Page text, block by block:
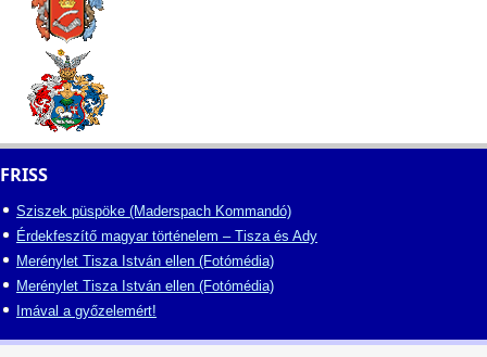
FRISS
Sziszek püspöke (Maderspach Kommandó)
Érdekfeszítő magyar történelem – Tisza és Ady
Merénylet Tisza István ellen (Fotómédia)
Merénylet Tisza István ellen (Fotómédia)
Imával a győzelemért!